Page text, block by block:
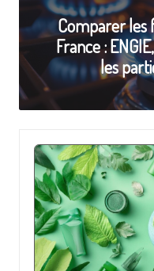
l
o
r
i
s
a
ti
o
n
Comparer les
France :
les